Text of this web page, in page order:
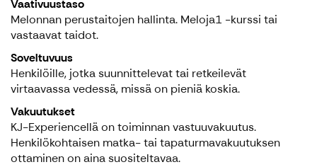
Vaativuustaso
Melonnan perustaitojen hallinta. Meloja1 -kurssi tai
vastaavat taidot.
Soveltuvuus
Henkilöille, jotka suunnittelevat tai retkeilevät
virtaavassa vedessä, missä on pieniä koskia.
Vakuutukset
KJ-Experiencellä on toiminnan vastuuvakuutus.
Henkilökohtaisen matka- tai tapaturmavakuutuksen
ottaminen on aina suositeltavaa.